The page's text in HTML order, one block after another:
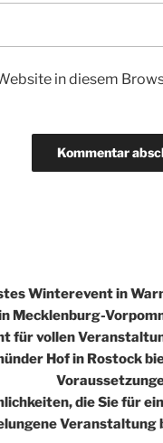
in diesem
Winterevent in
Mecklenburg-
für vollen
Hof in Rostock
die Sie für
Veranstaltung